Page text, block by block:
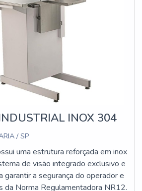
INOX 304
/ SP
uma estrutura reforçada em inox
de visão integrado exclusivo e
garantir a segurança do operador e
da Norma Regulamentadora NR12.